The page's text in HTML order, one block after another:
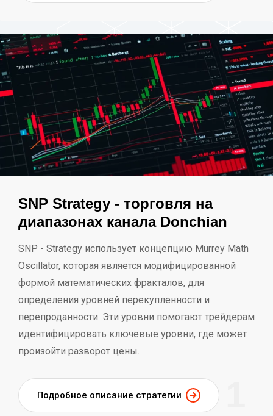
SNP Strategy - торговля на
диапазонах канала Donchian
SNP - Strategy использует концепцию Murrey Math
Oscillator, которая является модифицированной
формой математических фракталов, для
определения уровней перекупленности и
перепроданности. Эти уровни помогают трейдерам
идентифицировать ключевые уровни, где может
произойти разворот цены.
Подробное описание стратегии